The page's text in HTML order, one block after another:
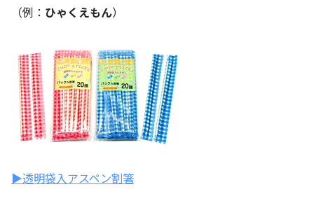
（例： ひゃくえもん）
▶透明袋入アスペン割箸